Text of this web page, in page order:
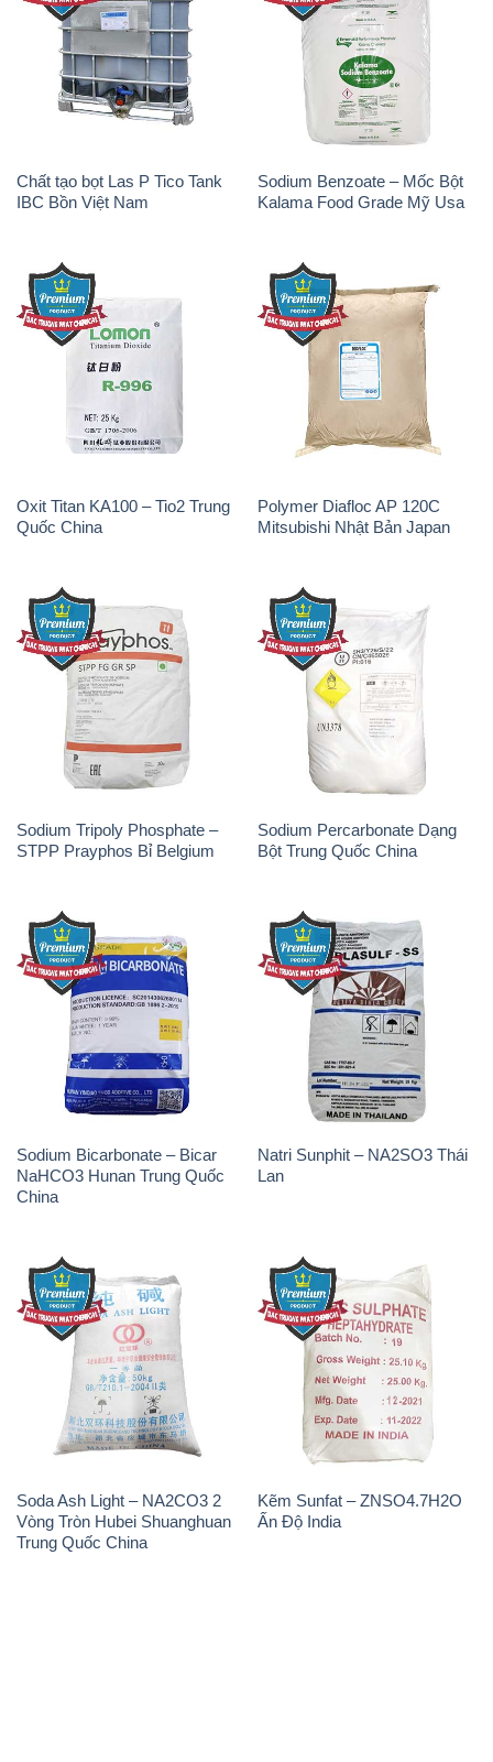
Chất tạo bọt Las P Tico Tank
IBC Bồn Việt Nam
Sodium Benzoate – Mốc Bột
Kalama Food Grade Mỹ Usa
Oxit Titan KA100 – Tio2 Trung
Quốc China
Polymer Diafloc AP 120C
Mitsubishi Nhật Bản Japan
Sodium Tripoly Phosphate –
STPP Prayphos Bỉ Belgium
Sodium Percarbonate Dạng
Bột Trung Quốc China
Sodium Bicarbonate – Bicar
NaHCO3 Hunan Trung Quốc
China
Natri Sunphit – NA2SO3 Thái
Lan
Soda Ash Light – NA2CO3 2
Vòng Tròn Hubei Shuanghuan
Trung Quốc China
Kẽm Sunfat – ZNSO4.7H2O
Ấn Độ India